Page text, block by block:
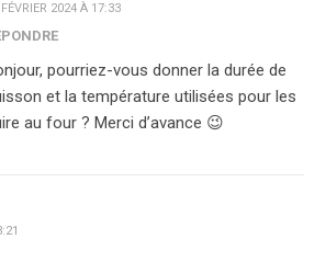
2024 À 17:33
pourriez-vous donner la durée de
et la température utilisées pour les
au four ? Merci d’avance 😉